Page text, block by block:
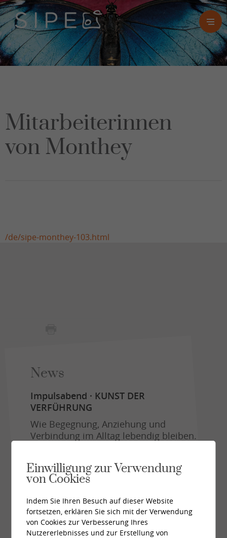
Mitarbeiterinnen
von Monthey
/de/sipe-monthey-103.html
News
Impulsabend · KUNST DER
VERFÜHRUNG
Wie Begegnung, Anziehung und
Verbindung im Alltag lebendig bleiben.
Einwilligung zur Verwendung
von Cookies
Indem Sie Ihren Besuch auf dieser Website
fortsetzen, erklären Sie sich mit der Verwendung
von Cookies zur Verbesserung Ihres
Nutzererlebnisses und zur Erstellung von